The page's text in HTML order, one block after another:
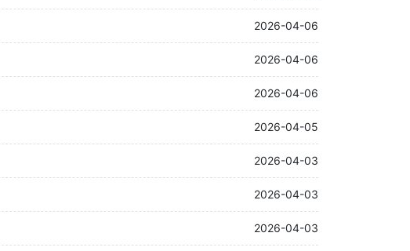
2026-04-06
2026-04-06
2026-04-06
2026-04-05
2026-04-03
2026-04-03
2026-04-03